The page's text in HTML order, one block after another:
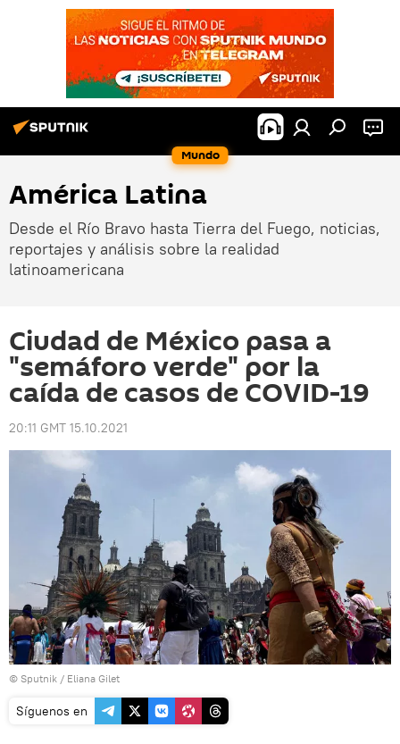
Mundo
América Latina
Desde el Río Bravo hasta Tierra del Fuego, noticias,
reportajes y análisis sobre la realidad
latinoamericana
Ciudad de México pasa a
"semáforo verde" por la
caída de casos de COVID-19
20:11 GMT 15.10.2021
© Sputnik / Eliana Gilet
Síguenos en